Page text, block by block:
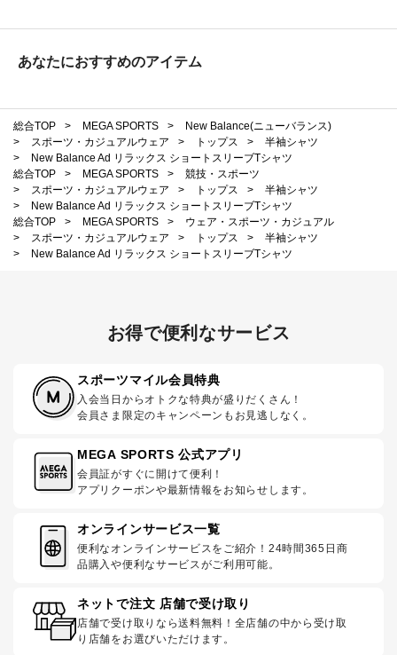
あなたにおすすめのアイテム
総合TOP > MEGA SPORTS >
New Balance(ニューバランス)
>
スポーツ・カジュアルウェア > トップス >
半袖シャツ
>
New Balance Ad リラックス ショートスリーブTシャツ
総合TOP
> MEGA SPORTS >
競技・スポーツ
>
スポーツ・カジュアルウェア > トップス >
半袖シャツ
>
New Balance Ad リラックス ショートスリーブTシャツ
総合TOP
> MEGA SPORTS >
ウェア・スポーツ・カジュアル
>
スポーツ・カジュアルウェア > トップス >
半袖シャツ
>
New Balance Ad リラックス ショートスリーブTシャツ
お得で便利なサービス
スポーツマイル会員特典
入会当日からオトクな特典が盛りだくさん！
会員さま限定のキャンペーンもお見逃しなく。
MEGA SPORTS 公式アプリ
会員証がすぐに開けて便利！
アプリクーポンや最新情報をお知らせします。
オンラインサービス一覧
便利なオンラインサービスをご紹介！24時間365日商
品購入や便利なサービスがご利用可能。
ネットで注文 店舗で受け取り
店舗で受け取りなら送料無料！全店舗の中から受け取
り店舗をお選びいただけます。